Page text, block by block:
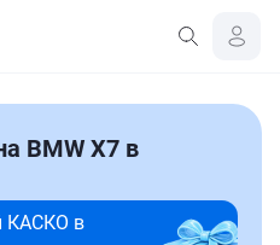
BMW X7 в
КАСКО в